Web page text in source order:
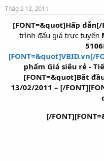
s
t
a
r
r
Thág 2 12, 2011
[FONT=&quot]Hấp dẫn[/
trình đấu giá trực tuyến
[FONT=&quot]VBID.vn[/
phẩm Giá siêu rẻ -
[FONT=&quot]Bắt
13/02/2011 – [/
[/